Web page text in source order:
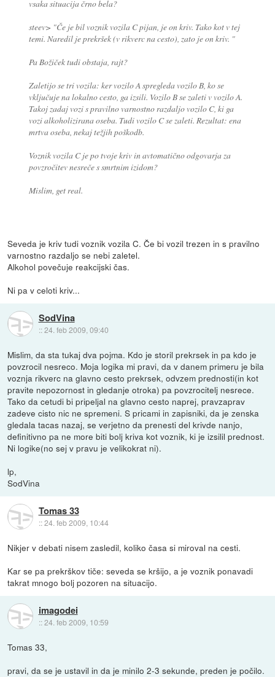
vsaka situacija črno bela?
steev> "Če je bil voznik vozila C pijan, je on kriv. Tako kot v tej
temi. Naredil je prekršek (v rikverc na cesto), zato je on kriv. "
Pa Božiček tudi obstaja, rajt?
Zaletijo se tri vozila: ker vozilo A spregleda vozilo B, ko se
vključuje na lokalno cesto, ga izsili. Vozilo B se zaleti v vozilo A.
Takoj zadaj vozi s pravilno varnostno razdaljo vozilo C, ki ga
vozi alkoholizirana oseba. Tudi vozilo C se zaleti. Rezultat: ena
mrtva oseba, nekaj težjih poškodb.
Voznik vozila C je po tvoje kriv in avtomatično odgovarja za
povzročitev nesreče s smrtnim izidom?
Mislim, get real.
Seveda je kriv tudi voznik vozila C. Če bi vozil trezen in s pravilno
varnostno razdaljo se nebi zaletel.
Alkohol povečuje reakcijski čas.
Ni pa v celoti kriv...
SodVina
::24. feb 2009, 09:40
Mislim, da sta tukaj dva pojma. Kdo je storil prekrsek in pa kdo je
povzrocil nesreco. Moja logika mi pravi, da v danem primeru je bila
voznja rikverc na glavno cesto prekrsek, odvzem prednosti(in kot
pravite nepozornost in gledanje otroka) pa povzrocitelj nesrece.
Tako da cetudi bi pripeljal na glavno cesto naprej, pravzaprav
zadeve cisto nic ne spremeni. S pricami in zapisniki, da je zenska
gledala tacas nazaj, se verjetno da prenesti del krivde nanjo,
definitivno pa ne more biti bolj kriva kot voznik, ki je izsilil prednost.
Ni logike(no sej v pravu je velikokrat ni).
lp,
SodVina
Tomas 33
::24. feb 2009, 10:44
Nikjer v debati nisem zasledil, koliko časa si miroval na cesti.
Kar se pa prekrškov tiče: seveda se kršijo, a je voznik ponavadi
takrat mnogo bolj pozoren na situacijo.
imagodei
::24. feb 2009, 10:59
Tomas 33,
pravi, da se je ustavil in da je minilo 2-3 sekunde, preden je počilo.